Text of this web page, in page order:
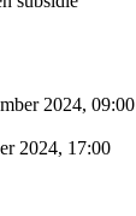
2024, 09:00
2024, 17:00